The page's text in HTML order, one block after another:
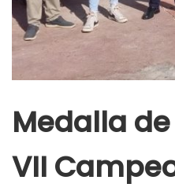
Medalla
VII